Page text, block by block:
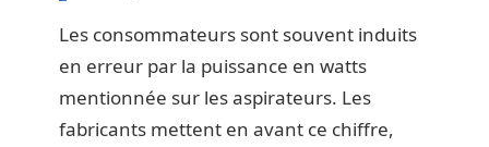
Les consommateurs sont souvent induits
en erreur par la puissance en watts
mentionnée sur les aspirateurs. Les
fabricants mettent en avant ce chiffre,